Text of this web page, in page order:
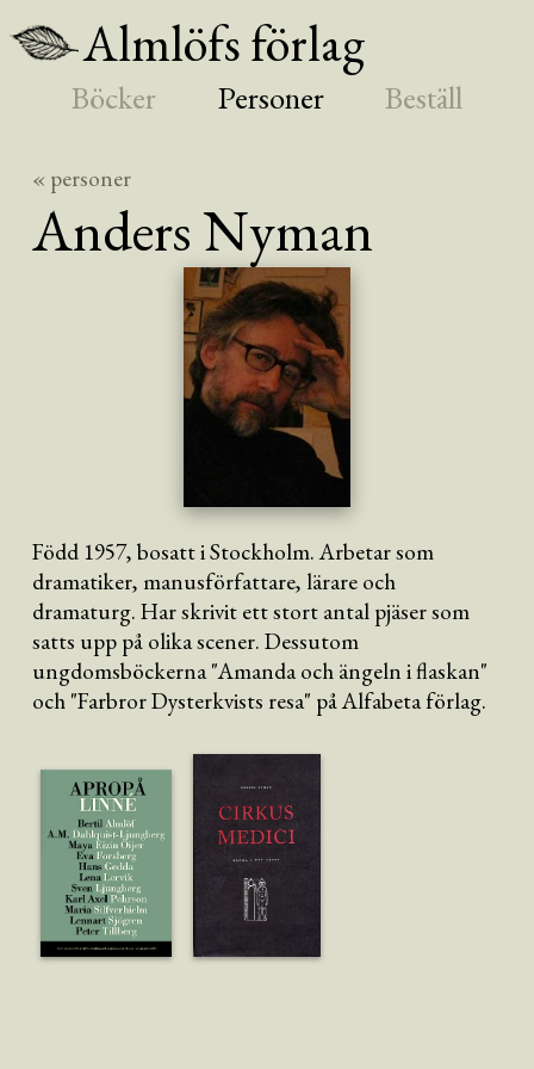
Almlöfs förlag
Böcker Personer Beställ
« personer
AndersNyman
Född 1957, bosatt i Stockholm. Arbetar som
dramatiker, manusförfattare, lärare och
dramaturg. Har skrivit ett stort antal pjäser som
satts upp på olika scener. Dessutom
ungdomsböckerna "Amanda och ängeln i flaskan"
och "Farbror Dysterkvists resa" på Alfabeta förlag.